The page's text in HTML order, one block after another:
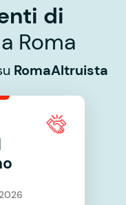
di
a Roma
RomaAltruista